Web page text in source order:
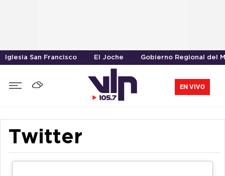
Iglesia San Francisco El Joche Gobierno Regional del
EN VIVO
Twitter